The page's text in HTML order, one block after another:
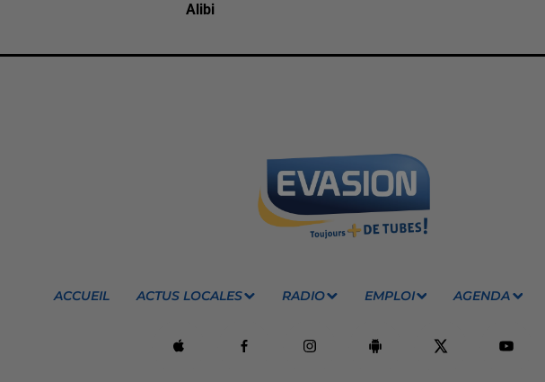
Alibi
ACCUEIL ACTUS LOCALES RADIO EMPLOI AGENDA